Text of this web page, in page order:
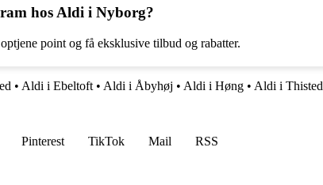
hos Aldi i Nyborg?
point og få eksklusive tilbud og rabatter.
• Aldi i Ebeltoft • Aldi i Åbyhøj • Aldi i Høng • Aldi i Thisted
Pinterest TikTok Mail
RSS